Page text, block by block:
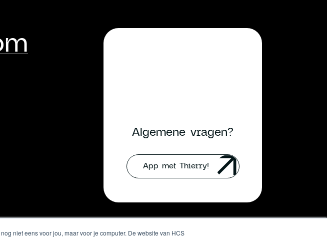
niet eens voor jou, maar voor je computer. De website van HCS
Algemene vragen?
App met Thierry!